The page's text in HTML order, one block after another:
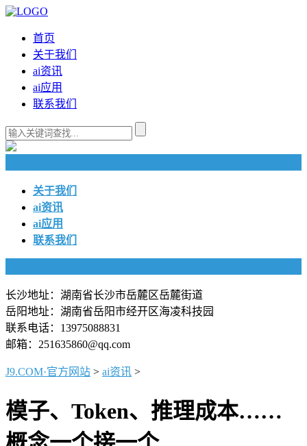
首页
关于我们
ai资讯
ai应用
联系我们
关于我们
ai资讯
ai应用
联系我们
长沙地址：湖南省长沙市岳麓区岳麓街道
岳阳地址：湖南省岳阳市经开区海凌科技园
联系电话：13975088831
邮箱：251635860@qq.com
J9.COM·官方网站 > ai资讯 >
模子、Token、推理成本……